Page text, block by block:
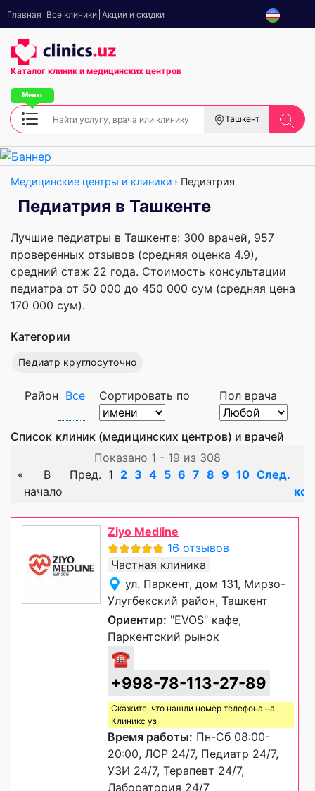
Главная Все клиники Акции и скидки
Каталог клиник и медицинских центров
Ташкент
Медицинские центры и клиники Педиатрия
Педиатрия в Ташкенте
Лучшие педиатры в Ташкенте: 300 врачей, 957
проверенных отзывов (средняя оценка 4.9),
cредний стаж 22 года. Стоимость консультации
педиатра от 50 000 до 450 000 сум (средняя цена
170 000 сум).
Категории
Педиатр круглосуточно
Район Все Сортировать по Пол врача
Список клиник (медицинских центров) и врачей
Показано 1 - 19 из 308
«
В
начало
Пред. 1 2 3 4 5 6 7 8 9 10 След.
Ziyo Medline
16 отзывов
Частная клиника
ул. Паркент, дом 131, Мирзо-
Улугбекский район, Ташкент
Ориентир: "EVOS" кафе,
Паркентский рынок
☎
+998-78-113-27-89
Скажите, что нашли номер телефона на
Клиникс уз
Время работы: Пн-Сб 08:00-
20:00, ЛОР 24/7, Педиатр 24/7,
УЗИ 24/7, Терапевт 24/7,
Лаборатория 24/7